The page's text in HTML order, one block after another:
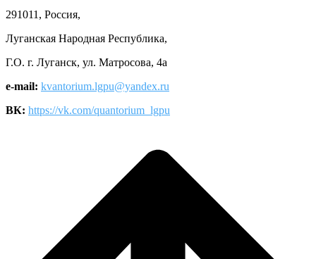
291011, Россия,
Луганская Народная Республика,
Г.О. г. Луганск, ул. Матросова, 4а
e-mail: kvantorium.lgpu@yandex.ru
ВК: https://vk.com/quantorium_lgpu